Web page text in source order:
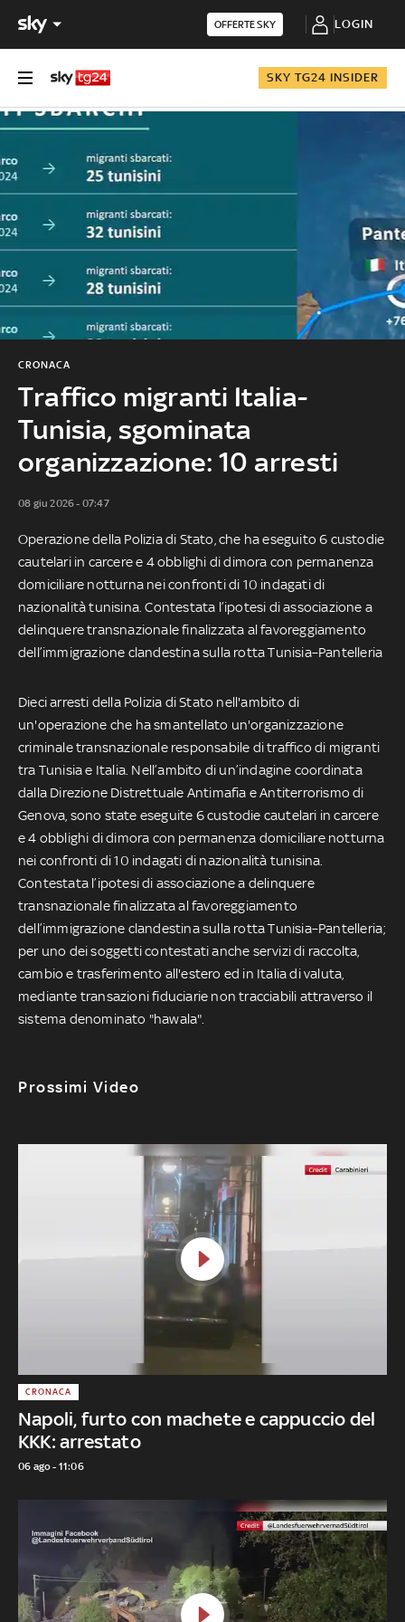
OFFERTE SKY LOGIN
SKY TG24 INSIDER
Traffico migranti Italia-
Tunisia, sgominata
organizzazione: 10 arresti
CRONACA
08 giu 2026 - 07:47
Operazione della Polizia di Stato, che ha eseguito 6 custodie
cautelari in carcere e 4 obblighi di dimora con permanenza
domiciliare notturna nei confronti di 10 indagati di
nazionalità tunisina. Contestata l’ipotesi di associazione a
delinquere transnazionale finalizzata al favoreggiamento
dell’immigrazione clandestina sulla rotta Tunisia–Pantelleria
Dieci arresti della Polizia di Stato nell'ambito di
un'operazione che ha smantellato un'organizzazione
criminale transnazionale responsabile di traffico di migranti
tra Tunisia e Italia. Nell’ambito di un’indagine coordinata
dalla Direzione Distrettuale Antimafia e Antiterrorismo di
Genova, sono state eseguite 6 custodie cautelari in carcere
e 4 obblighi di dimora con permanenza domiciliare notturna
nei confronti di 10 indagati di nazionalità tunisina.
Contestata l’ipotesi di associazione a delinquere
transnazionale finalizzata al favoreggiamento
dell’immigrazione clandestina sulla rotta Tunisia–Pantelleria;
per uno dei soggetti contestati anche servizi di raccolta,
cambio e trasferimento all'estero ed in Italia di valuta,
mediante transazioni fiduciarie non tracciabili attraverso il
sistema denominato "hawala".
Prossimi Video
Napoli, furto con machete e cappuccio del
KKK: arrestato
CRONACA
06 ago - 11:06